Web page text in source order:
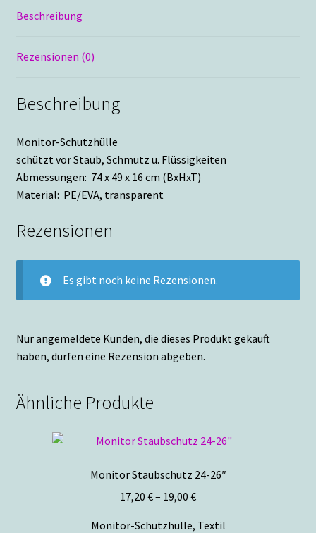
Beschreibung
Rezensionen (0)
Beschreibung
Monitor-Schutzhülle
schützt vor Staub, Schmutz u. Flüssigkeiten
Abmessungen: 74 x 49 x 16 cm (BxHxT)
Material: PE/EVA, transparent
Rezensionen
Es gibt noch keine Rezensionen.
Nur angemeldete Kunden, die dieses Produkt gekauft
haben, dürfen eine Rezension abgeben.
Ähnliche Produkte
Monitor Staubschutz 24-26″
17,20 €– 19,00 €
Monitor-Schutzhülle, Textil